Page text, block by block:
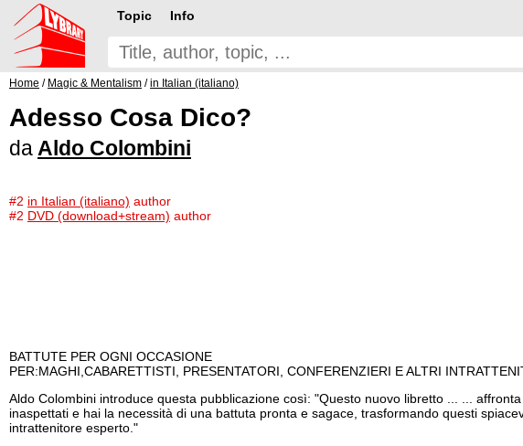
Topic Info
Home / Magic & Mentalism /in Italian (italiano)
Adesso Cosa Dico?
da Aldo Colombini
#2 in Italian (italiano) author
#2 DVD (download+stream) author
BATTUTE PER OGNI OCCASIONE
PER:MAGHI,CABARETTISTI, PRESENTATORI, CONFERENZIERI E ALTRI
Aldo Colombini introduce questa pubblicazione così: "Questo nuovo libretto ... ...
inaspettati e hai la necessità di una battuta pronta e sagace, trasformando questi
intrattenitore esperto."